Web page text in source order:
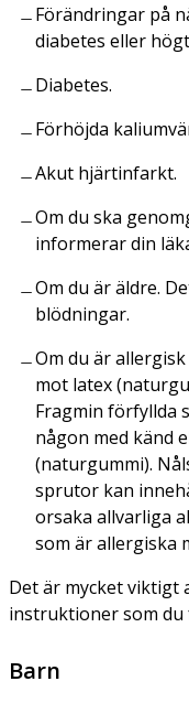
Förändringar på
diabetes eller
Diabetes.
Förhöjda
Akut hjärtinfarkt.
Om du ska
informerar din
Om du är äldre.
blödningar.
Om du är
mot latex
Fragmin förfyllda
någon med känd
(naturgummi).
sprutor kan
orsaka allvarliga
som är allergiska
Det är mycket viktigt
instruktioner som du
Barn